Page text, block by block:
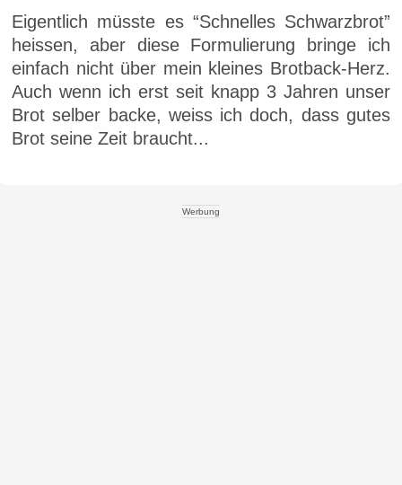
Eigentlich müsste es “Schnelles Schwarzbrot”
heissen, aber diese Formulierung bringe ich
einfach nicht über mein kleines Brotback-Herz.
Auch wenn ich erst seit knapp 3 Jahren unser
Brot selber backe, weiss ich doch, dass gutes
Brot seine Zeit braucht...
Werbung